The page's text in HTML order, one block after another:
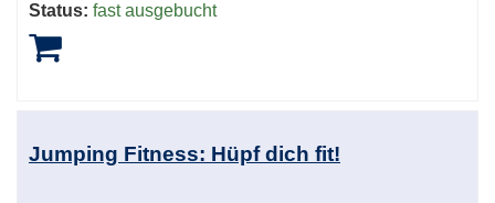
Status: fast ausgebucht
Jumping Fitness: Hüpf dich fit!